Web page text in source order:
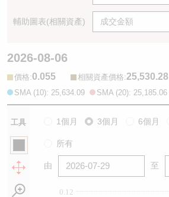
輔助圖表(相關資產)
2026-08-06
價格:0.055 相關資產價格:25,530.28
SMA (10): 25,634.09 SMA (20): 25,185.06
工具 1個月 3個月 6個月
所有
由 至
0.12